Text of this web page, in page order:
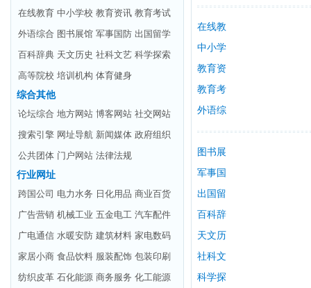
在线教育 中小学校 教育资讯 教育考试
外语综合 图书展馆 军事国防 出国留学
百科辞典 天文历史 社科文艺 科学探索
高等院校 培训机构 体育健身
综合其他
论坛综合 地方网站 博客网站 社交网站
搜索引擎 网址导航 新闻媒体 政府组织
公共团体 门户网站 法律法规
行业网址
跨国公司 电力水务 日化用品 商业百货
广告营销 机械工业 五金电工 汽车配件
广电通信 水暖安防 建筑材料 家电数码
家居小商 食品饮料 服装配饰 包装印刷
纺织皮革 石化能源 商务服务 化工能源
康
在线教
育
中小学
校
教育资
讯
教育考
试
外语综
合
图书展
馆
军事国
防
出国留
学
百科辞
典
天文历
史
社科文
艺
科学探